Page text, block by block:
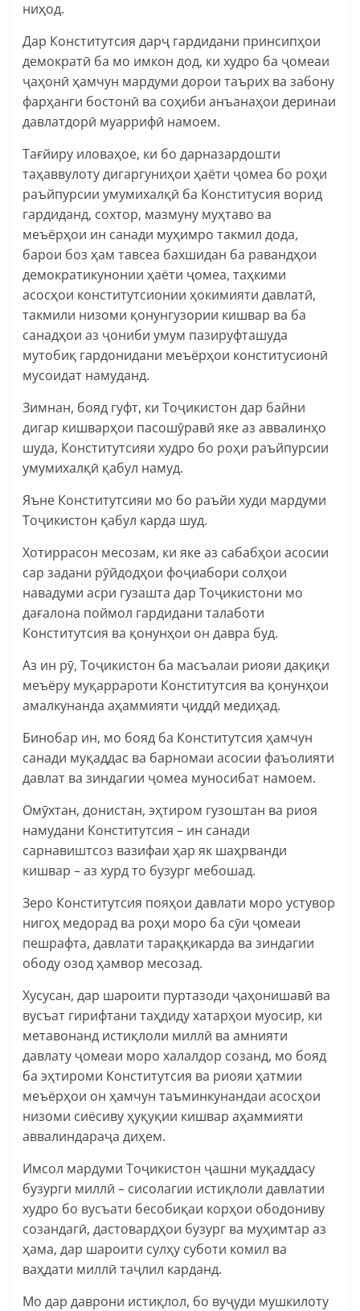
ниҳод.
Дар Конститутсия дарҷ гардидани принсипҳои
демократӣ ба мо имкон дод, ки худро ба ҷомеаи
ҷаҳонӣ ҳамчун мардуми дорои таърих ва забону
фарҳанги бостонӣ ва соҳиби анъанаҳои деринаи
давлатдорӣ муаррифӣ намоем.
Тағйиру иловаҳое, ки бо дарназардошти
таҳаввулоту дигаргуниҳои ҳаёти ҷомеа бо роҳи
раъйпурсии умумихалқӣ ба Конститусия ворид
гардиданд, сохтор, мазмуну муҳтаво ва
меъёрҳои ин санади муҳимро такмил дода,
барои боз ҳам тавсеа бахшидан ба равандҳои
демократикунонии ҳаёти ҷомеа, таҳкими
асосҳои конститутсионии ҳокимияти давлатӣ,
такмили низоми қонунгузории кишвар ва ба
санадҳои аз ҷониби умум пазируфташуда
мутобиқ гардонидани меъёрҳои конститусионӣ
мусоидат намуданд.
Зимнан, бояд гуфт, ки Тоҷикистон дар байни
дигар кишварҳои пасошӯравӣ яке аз аввалинҳо
шуда, Конститутсияи худро бо роҳи раъйпурсии
умумихалқӣ қабул намуд.
Яъне Конститутсияи мо бо раъйи худи мардуми
Тоҷикистон қабул карда шуд.
Хотиррасон месозам, ки яке аз сабабҳои асосии
сар задани рӯйдодҳои фоҷиабори солҳои
навадуми асри гузашта дар Тоҷикистони мо
дағалона поймол гардидани талаботи
Конститутсия ва қонунҳои он давра буд.
Аз ин рӯ, Тоҷикистон ба масъалаи риояи дақиқи
меъёру муқаррароти Конститутсия ва қонунҳои
амалкунанда аҳаммияти ҷиддӣ медиҳад.
Бинобар ин, мо бояд ба Конститутсия ҳамчун
санади муқаддас ва барномаи асосии фаъолияти
давлат ва зиндагии ҷомеа муносибат намоем.
Омӯхтан, донистан, эҳтиром гузоштан ва риоя
намудани Конститутсия – ин санади
сарнавиштсоз вазифаи ҳар як шаҳрванди
кишвар – аз хурд то бузург мебошад.
Зеро Конститутсия пояҳои давлати моро устувор
нигоҳ медорад ва роҳи моро ба сӯи ҷомеаи
пешрафта, давлати тараққикарда ва зиндагии
ободу озод ҳамвор месозад.
Хусусан, дар шароити пуртазоди ҷаҳонишавӣ ва
вусъат гирифтани таҳдиду хатарҳои муосир, ки
метавонанд истиқлоли миллӣ ва амнияти
давлату ҷомеаи моро халалдор созанд, мо бояд
ба эҳтироми Конститутсия ва риояи ҳатмии
меъёрҳои он ҳамчун таъминкунандаи асосҳои
низоми сиёсиву ҳуқуқии кишвар аҳаммияти
аввалиндараҷа диҳем.
Имсол мардуми Тоҷикистон ҷашни муқаддасу
бузурги миллӣ – сисолагии истиқлоли давлатии
худро бо вусъати бесобиқаи корҳои ободониву
созандагӣ, дастовардҳои бузург ва муҳимтар аз
ҳама, дар шароити сулҳу суботи комил ва
ваҳдати миллӣ таҷлил карданд.
Мо дар даврони истиқлол, бо вуҷуди мушкилоту